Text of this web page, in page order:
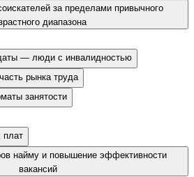
за пределами привычного
диапазона
— люди с инвалидностью
рынка труда
занятости
плат
найму и повышение эффективности
вакансий